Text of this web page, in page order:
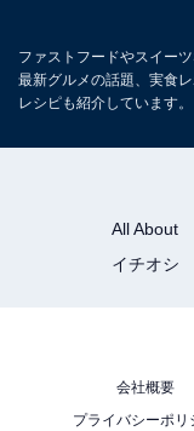
キッコーマン「
ファストフードやスイー
最新グルメの話題、実食
レシピも紹介しています。
All About
イチオシ
会社概要
プライバシーポリ